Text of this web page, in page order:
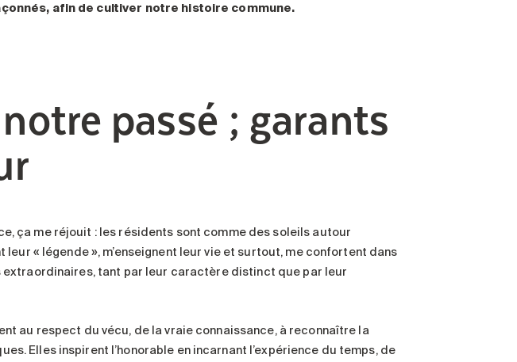
afin de cultiver notre histoire commune.
passé ; garants
ça me réjouit : les résidents sont comme des soleils autour
leur « légende », m’enseignent leur vie et surtout, me confortent dans
extraordinaires, tant par leur caractère distinct que par leur
au respect du vécu, de la vraie connaissance, à reconnaître la
Elles inspirent l’honorable en incarnant l’expérience du temps, de